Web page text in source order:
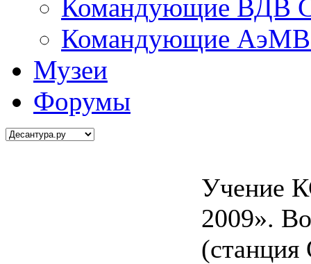
Командующие ВДВ
Командующие АэМВ
Музеи
Форумы
Учение
2009».